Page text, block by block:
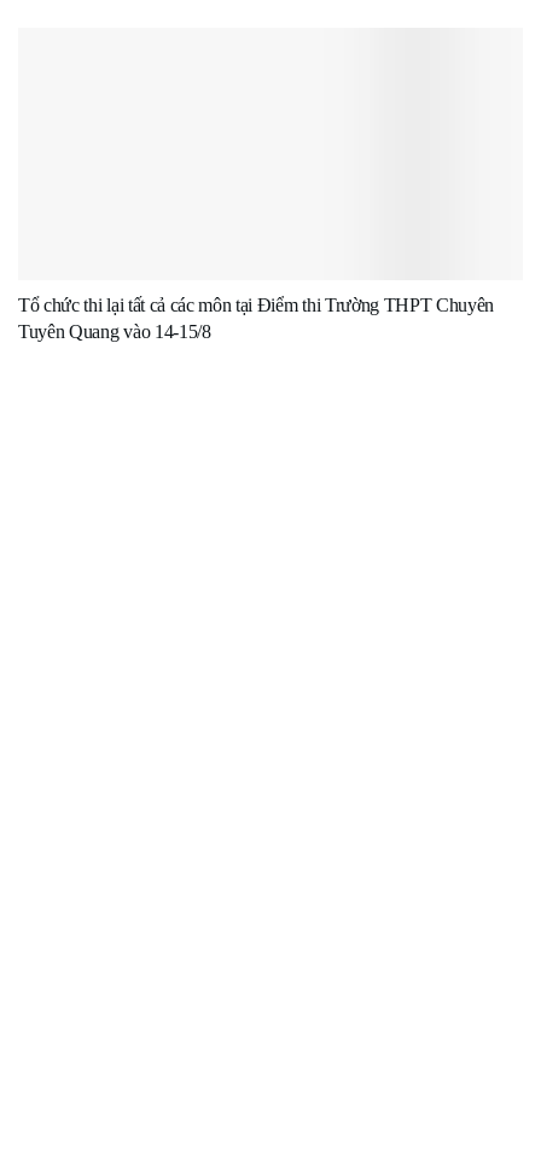
Tổ chức thi lại tất cả các môn tại Điểm thi Trường THPT Chuyên
Tuyên Quang vào 14-15/8